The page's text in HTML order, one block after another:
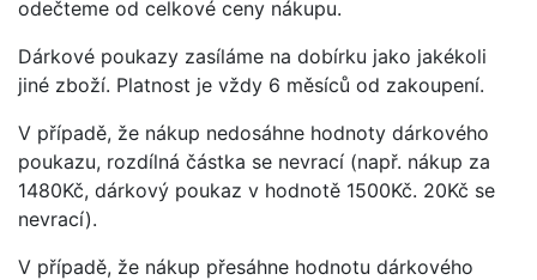
odečteme od celkové ceny nákupu.
Dárkové poukazy zasíláme na dobírku jako jakékoli
jiné zboží. Platnost je vždy 6 měsíců od zakoupení.
V případě, že nákup nedosáhne hodnoty dárkového
poukazu, rozdílná částka se nevrací (např. nákup za
1480Kč, dárkový poukaz v hodnotě 1500Kč. 20Kč se
nevrací).
V případě, že nákup přesáhne hodnotu dárkového